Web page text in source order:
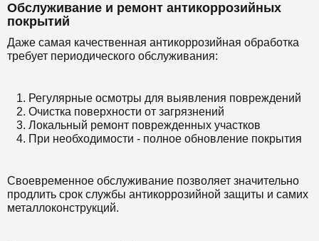
Обслуживание и ремонт антикоррозийных
покрытий
Даже самая качественная антикоррозийная обработка
требует периодического обслуживания:
Регулярные осмотры для выявления повреждений
Очистка поверхности от загрязнений
Локальный ремонт поврежденных участков
При необходимости - полное обновление покрытия
Своевременное обслуживание позволяет значительно
продлить срок службы антикоррозийной защиты и самих
металлоконструкций.